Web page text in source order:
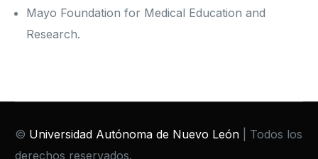
Mayo Foundation for Medical Education and
Research.
© Universidad Autónoma de Nuevo León | Todos los
derechos reservados.